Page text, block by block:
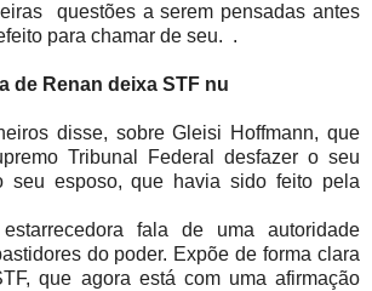
questões a serem pensadas antes
para chamar de seu. .
de Renan deixa STF nu
disse, sobre Gleisi Hoffmann, que
Tribunal Federal desfazer o seu
seu esposo, que havia sido feito pela
fala de uma autoridade
do poder. Expõe de forma clara
que agora está com uma afirmação